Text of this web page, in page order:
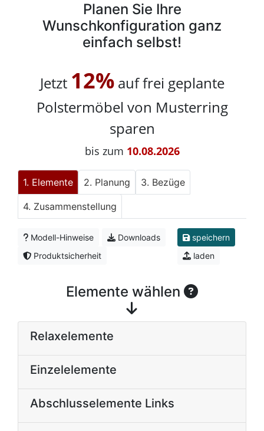
Planen Sie Ihre
Wunschkonfiguration ganz
einfach selbst!
Jetzt 12%auf frei geplante
Polstermöbel von Musterring
sparen
bis zum 10.08.2026
Elemente Planung Bezüge
Zusammenstellung
Modell-Hinweise
Downloads
Produktsicherheit
speichern
laden
Elemente wählen
Relaxelemente
Einzelelemente
Abschlusselemente Links